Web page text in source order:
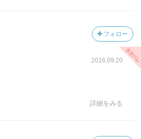
フォロー
2016.09.20
詳細をみる